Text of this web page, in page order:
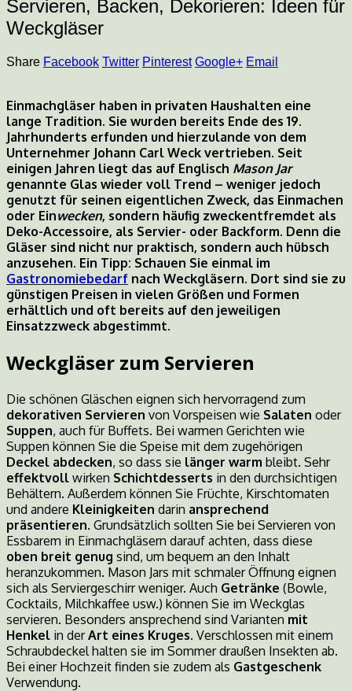
Servieren, Backen, Dekorieren: Ideen für
Weckgläser
Share Facebook Twitter Pinterest Google+ Email
Einmachgläser haben in privaten Haushalten eine
lange Tradition. Sie wurden bereits Ende des 19.
Jahrhunderts erfunden und hierzulande von dem
Unternehmer Johann Carl Weck vertrieben. Seit
einigen Jahren liegt das auf Englisch Mason Jar
genannte Glas wieder voll Trend – weniger jedoch
genutzt für seinen eigentlichen Zweck, das Einmachen
oder Einwecken, sondern häufig zweckentfremdet als
Deko-Accessoire, als Servier- oder Backform. Denn die
Gläser sind nicht nur praktisch, sondern auch hübsch
anzusehen. Ein Tipp: Schauen Sie einmal im
Gastronomiebedarf nach Weckgläsern. Dort sind sie zu
günstigen Preisen in vielen Größen und Formen
erhältlich und oft bereits auf den jeweiligen
Einsatzzweck abgestimmt.
Weckgläser zum Servieren
Die schönen Gläschen eignen sich hervorragend zum
dekorativen Servieren von Vorspeisen wie Salaten oder
Suppen, auch für Buffets. Bei warmen Gerichten wie
Suppen können Sie die Speise mit dem zugehörigen
Deckel abdecken, so dass sie länger warm bleibt. Sehr
effektvoll wirken Schichtdesserts in den durchsichtigen
Behältern. Außerdem können Sie Früchte, Kirschtomaten
und andere Kleinigkeiten darin ansprechend
präsentieren. Grundsätzlich sollten Sie bei Servieren von
Essbarem in Einmachgläsern darauf achten, dass diese
oben breit genug sind, um bequem an den Inhalt
heranzukommen. Mason Jars mit schmaler Öffnung eignen
sich als Serviergeschirr weniger. Auch Getränke (Bowle,
Cocktails, Milchkaffee usw.) können Sie im Weckglas
servieren. Besonders ansprechend sind Varianten mit
Henkel in derArt eines Kruges. Verschlossen mit einem
Schraubdeckel halten sie im Sommer draußen Insekten ab.
Bei einer Hochzeit finden sie zudem als Gastgeschenk
Verwendung.